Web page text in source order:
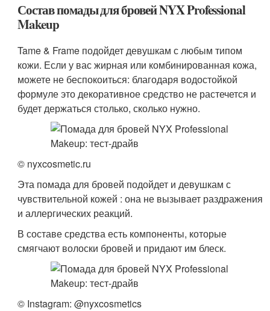
Состав помады для бровей NYX Professional
Makeup
Tame & Frame подойдет девушкам с любым типом
кожи. Если у вас жирная или комбинированная кожа,
можете не беспокоиться: благодаря водостойкой
формуле это декоративное средство не растечется и
будет держаться столько, сколько нужно.
© nyxcosmetic.ru
Эта помада для бровей подойдет и девушкам с
чувствительной кожей : она не вызывает раздражения
и аллергических реакций.
В составе средства есть компоненты, которые
смягчают волоски бровей и придают им блеск.
© Instagram: @nyxcosmetics